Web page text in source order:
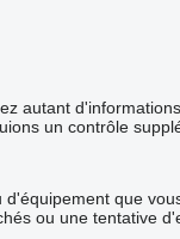
autant
un contrôle
que
ou une tentative